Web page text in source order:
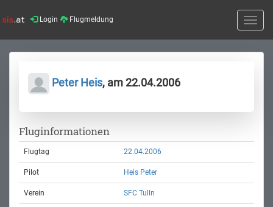
Login Flugmeldung
Toggle
Peter Heis, am 22.04.2006
Fluginformationen
Flugtag 22.04.2006
Pilot Heis Peter
Verein SFC Tulln